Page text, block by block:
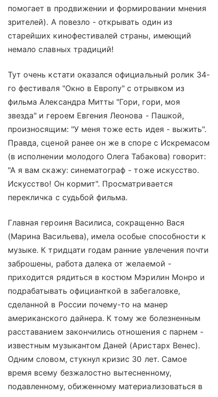
помогает в продвижении и формировании мнения
зрителей). А повезло - открывать один из
старейших кинофестивалей страны, имеющий
немало славных традиций!
Тут очень кстати оказался официальный ролик 34-
го фестиваля "Окно в Европу" с отрывком из
фильма Александра Митты "Гори, гори, моя
звезда" и героем Евгения Леонова - Пашкой,
произносящим: "У меня тоже есть идея - выжить".
Правда, сценой ранее он же в споре с Искремасом
(в исполнении молодого Олега Табакова) говорит:
"А я вам скажу: синематограф - тоже искусство.
Искусство! Он кормит". Просматривается
перекличка с судьбой фильма.
Главная героиня Василиса, сокращенно Вася
(Марина Васильева), имела особые способности к
музыке. К тридцати годам ранние увлечения почти
заброшены, работа далека от желаемой -
приходится рядиться в костюм Мэрилин Монро и
подрабатывать официанткой в забегаловке,
сделанной в России почему-то на манер
американского дайнера. К тому же болезненным
расставанием закончились отношения с парнем -
известным музыкантом Даней (Аристарх Венес).
Одним словом, стукнул кризис 30 лет. Самое
время всему безжалостно вытесненному,
подавленному, обиженному материализоваться в